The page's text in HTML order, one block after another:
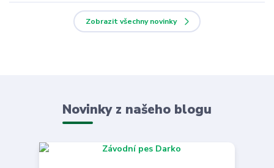
Zobrazit všechny novinky
Novinky z našeho blogu